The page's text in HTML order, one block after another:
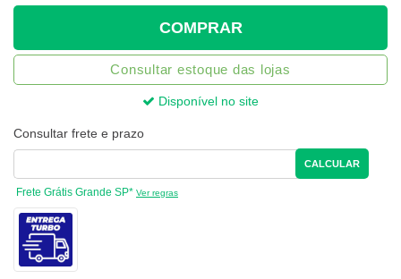
COMPRAR
Consultar estoque das lojas
Disponível no site
Consultar frete e prazo
CALCULAR
Frete Grátis Grande SP* Ver regras